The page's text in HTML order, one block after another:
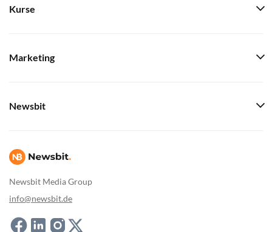
Newsbit Media Group
info@newsbit.de
Kurse
Marketing
Newsbit